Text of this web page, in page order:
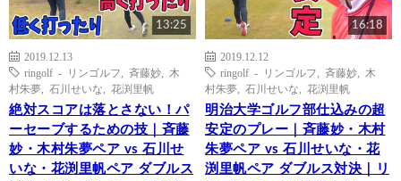
13:25
2019.12.13
ringolf - リンゴルフ
斉藤妙
木
村朱夢
石川せいな 花渕里帆
絶対スコアは落とさない！パ
ーセーブするための技｜斉藤
妙・木村朱夢ペア vs 石川せ
いな・花渕里帆ペア ダブルス
16:18
2019.12.12
ringolf - リンゴルフ
斉藤妙
木
村朱夢
石川せいな 花渕里帆
明治大学ゴルフ部仕込みの超
安定のプレー｜斉藤妙・木村
朱夢ペア vs 石川せいな・花
渕里帆ペア ダブルス対決｜リ